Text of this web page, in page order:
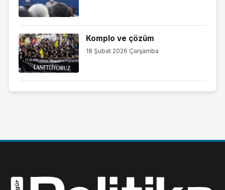
Komplo ve çözüm
18 Şubat 2026 Çarşamba